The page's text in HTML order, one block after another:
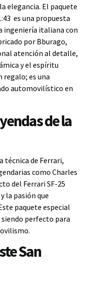
elegancia. El paquete
es una propuesta
ingeniería italiana con
por Bburago,
atención al detalle,
y el espíritu
regalo; es una
automovilístico en
de la
técnica de Ferrari,
como Charles
del Ferrari SF-25
la pasión que
paquete especial
perfecto para
San